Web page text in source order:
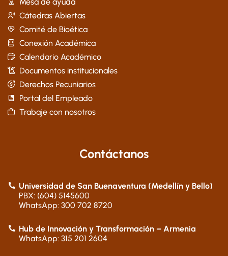
Cátedras Abiertas
Comité de Bioética
Conexión Académica
Calendario Académico
Documentos institucionales
Derechos Pecuniarios
Portal del Empleado
Trabaje con nosotros
Contáctanos
Universidad de San Buenaventura (Medellín y Bello)
PBX: (604) 5145600
WhatsApp: 300 702 8720
Hub de Innovación y Transformación – Armenia
WhatsApp: 315 201 2604